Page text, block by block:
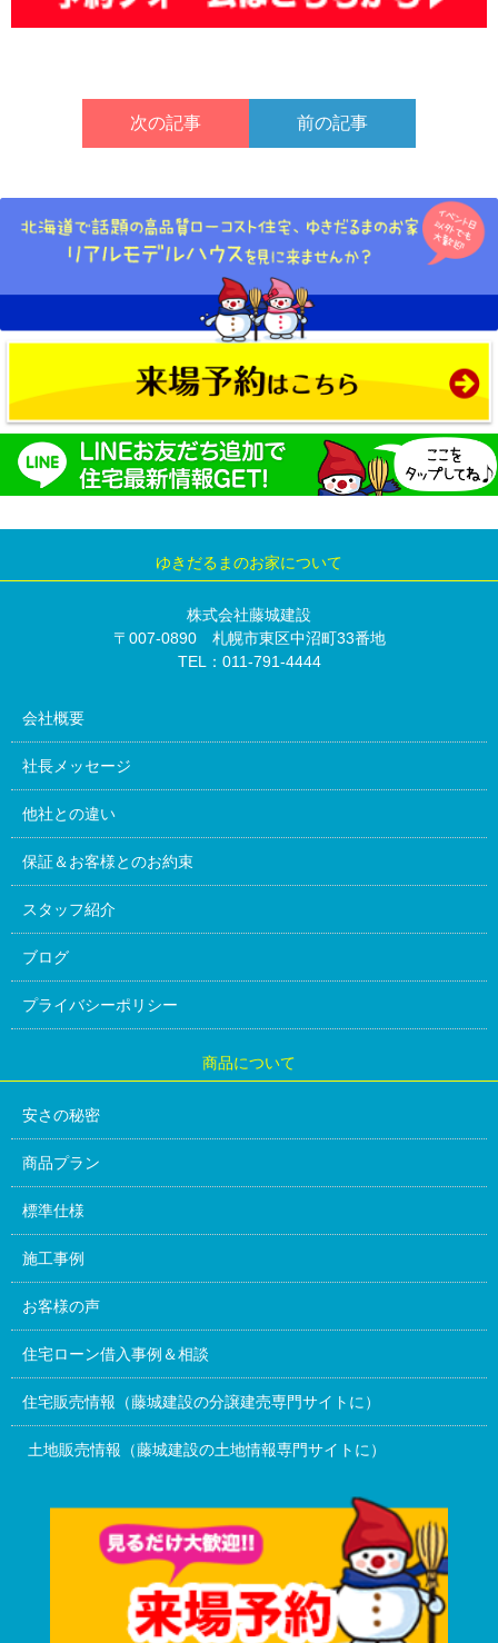
次の記事 前の記事
ゆきだるまのお家について
株式会社藤城建設
〒007-0890 札幌市東区中沼町33番地
TEL：011-791-4444
会社概要
社長メッセージ
他社との違い
保証＆お客様とのお約束
スタッフ紹介
ブログ
プライバシーポリシー
商品について
安さの秘密
商品プラン
標準仕様
施工事例
お客様の声
住宅ローン借入事例＆相談
住宅販売情報（藤城建設の分譲建売専門サイトに）
土地販売情報（藤城建設の土地情報専門サイトに）